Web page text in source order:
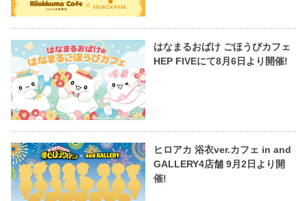
はなまるおばけ ごほうびカフェ
HEP FIVEにて8月6日より開催!
ヒロアカ 浴衣ver.カフェ in and
GALLERY4店舗 9月2日より開
催!